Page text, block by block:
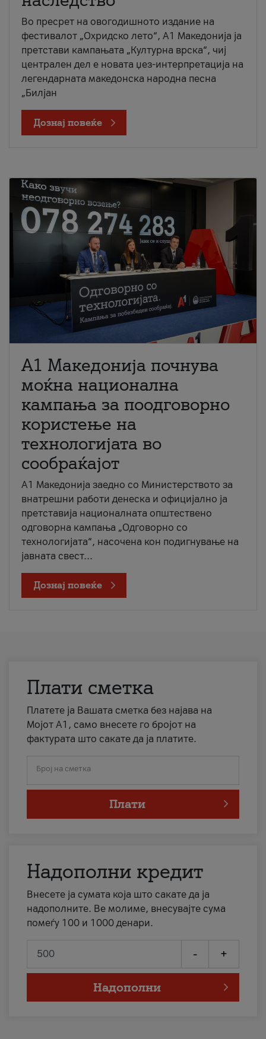
Во пресрет на овогодишното издание на
фестивалот „Охридско лето“, А1 Македонија ја
претстави кампањата „Културна врска“, чиј
централен дел е новата џез-интерпретација на
легендарната македонска народна песна
„Билјан
Дознај повеќе
A1 Македонија почнува
моќна национална
кампања за поодговорно
користење на
технологијата во
сообраќајот
A1 Македонија заедно со Министерството за
внатрешни работи денеска и официјално ја
претставија националната општествено
одговорна кампања „Одговорно со
технологијата“, насочена кон подигнување на
јавната свест...
Дознај повеќе
Плати сметка
Платете ја Вашата сметка без најава на
Мојот А1, само внесете го бројот на
фактурата што сакате да ја платите.
Број на сметка
Плати
Надополни кредит
Внесете ја сумата која што сакате да ја
надополните. Ве молиме, внесувајте сума
помеѓу 100 и 1000 денари.
- +
Надополни